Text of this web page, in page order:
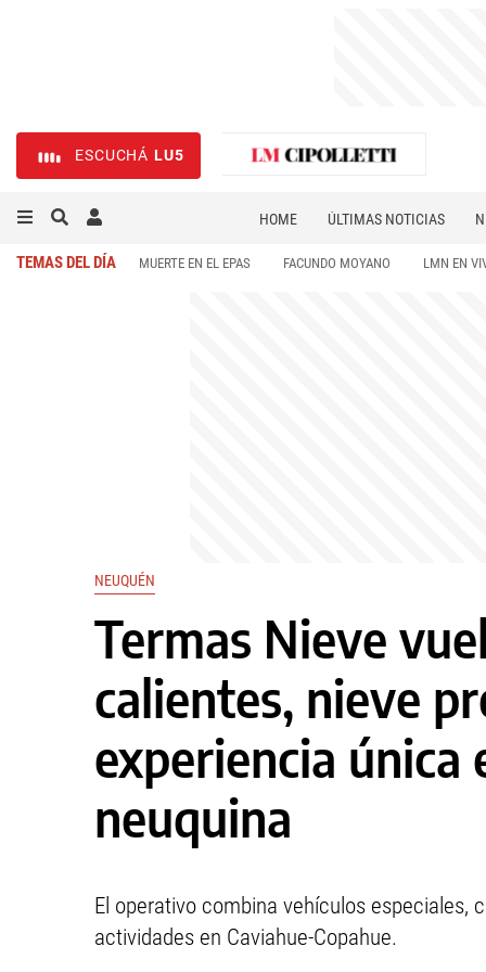
ESCUCHÁ LU5
HOME ÚLTIMAS NOTICIAS
TEMAS DEL DÍA MUERTE EN EL EPAS FACUNDO MOYANO LMN EN
NEUQUÉN
Termas Nieve
calientes, nieve
experiencia única
neuquina
El operativo combina vehículos especiales,
actividades en Caviahue-Copahue.